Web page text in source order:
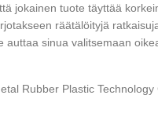
jokainen tuote täyttää
räätälöityjä
sinua valitsemaan
Rubber Plastic Technology